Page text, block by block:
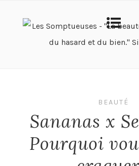
BEAUTÉ
Sananas x
Pourquoi